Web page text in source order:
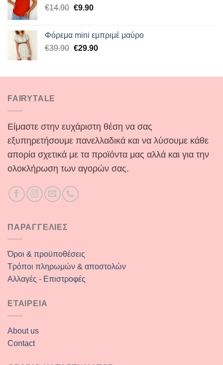
€14.90 Original
€14.90.
€9.90Η
είναι:
€9.90.
Φόρεμα mini εμπριμέ μαύρο
€39.90 Original
€39.90.
€29.90Η
είναι:
FAIRYTALE
Είμαστε στην ευχάριστη θέση να σας
εξυπηρετήσουμε πανελλαδικά και να λύσουμε κάθε
απορία σχετικά με τα προϊόντα μας αλλά και για την
ολοκλήρωση των αγορών σας.
ΠΑΡΑΓΓΕΛΙΕΣ
Όροι & προϋποθέσεις
Τρόποι πληρωμών & αποστολών
Αλλαγές - Επιστροφές
ΕΤΑΙΡΕΙΑ
About us
Contact